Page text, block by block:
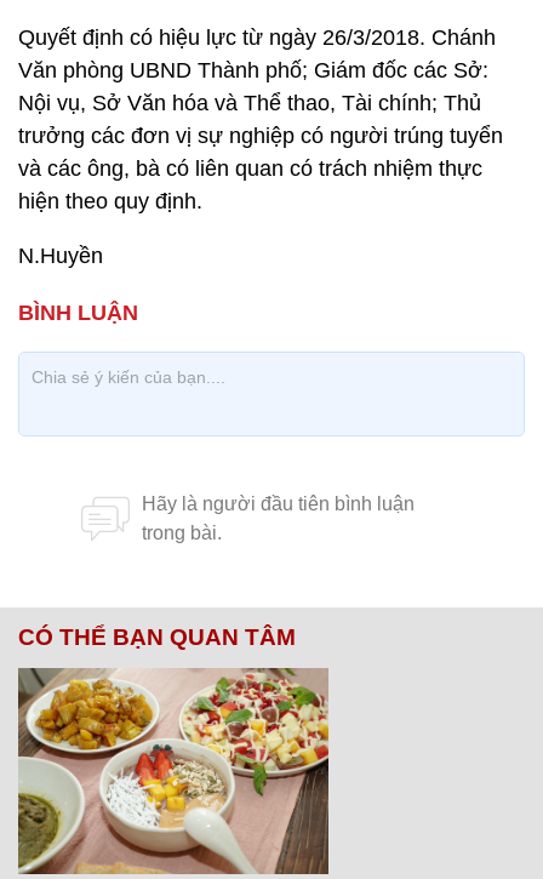
Quyết định có hiệu lực từ ngày 26/3/2018. Chánh
Văn phòng UBND Thành phố; Giám đốc các Sở:
Nội vụ, Sở Văn hóa và Thể thao, Tài chính; Thủ
trưởng các đơn vị sự nghiệp có người trúng tuyển
và các ông, bà có liên quan có trách nhiệm thực
hiện theo quy định.
N.Huyền
CÓ THỂ BẠN QUAN TÂM